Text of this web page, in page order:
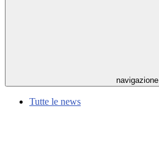
navigazione
Tutte le news